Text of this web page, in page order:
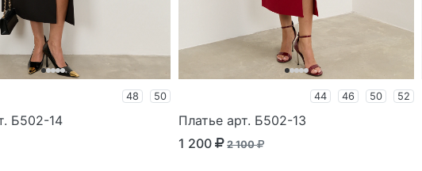
48 50
Б502-14
44 46 50 52
Платье арт. Б502-13
1 200
2 100